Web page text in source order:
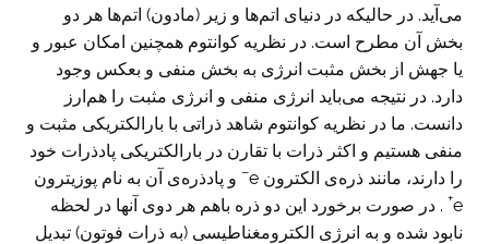
می‌آید. در حالیکه در دنیای اتم‌ها و زیر (مادون) اتم‌ها هر دو
بخش آن مطرح است. در نظریه کوانتوم همچنین امکان عبور و
یا جهش از بخش مثبت انرژی به بخش منفی و بعکس وجود
دارد. در نتیجه می‌‌باید انرژی منفی و انرژی مثبت را هم‌ارز
دانست. ما در نظریه کوانتوم شاهد ذراتی با بارالکتریکی مثبت و
منفی هستیم و اکثر ذرات با تقارن در بارالکتریکی پادذرات خود
را دارند، مانند ذره‌ی الکترون e
– و پادذره‌ی آن به نام پوزیترون
e
+ . در صورت برخورد این دو ذره باهم هر دوی آنها در لحظه
نابود شده و به انرژی الکترومغناطیسی (به ذرات فوتون) تبدیل